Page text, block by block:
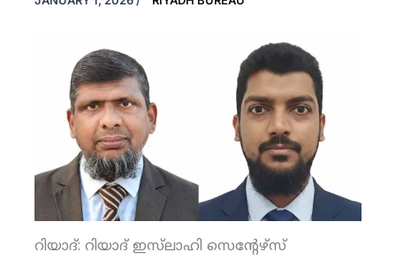
റിയാദ്: റിയാദ് ഇസ്‌ലാഹി സെന്റേഴ്‌സ്